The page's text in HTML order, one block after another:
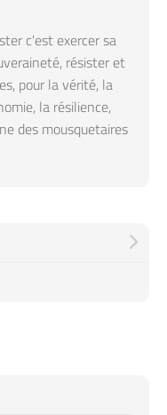
c'est exercer sa
résister et
pour la vérité, la
la résilience,
des mousquetaires